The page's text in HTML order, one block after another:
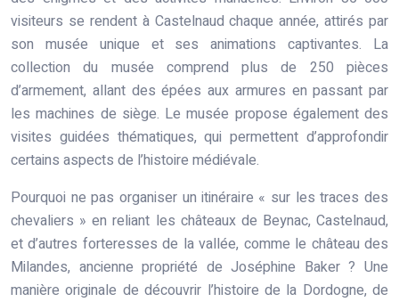
visiteurs se rendent à Castelnaud chaque année, attirés par
son musée unique et ses animations captivantes. La
collection du musée comprend plus de 250 pièces
d’armement, allant des épées aux armures en passant par
les machines de siège. Le musée propose également des
visites guidées thématiques, qui permettent d’approfondir
certains aspects de l’histoire médiévale.
Pourquoi ne pas organiser un itinéraire « sur les traces des
chevaliers » en reliant les châteaux de Beynac, Castelnaud,
et d’autres forteresses de la vallée, comme le château des
Milandes, ancienne propriété de Joséphine Baker ? Une
manière originale de découvrir l’histoire de la Dordogne, de